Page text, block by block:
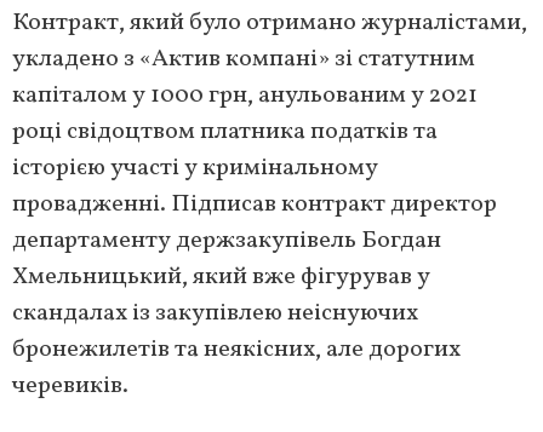
Контракт, який було отримано журналістами,
укладено з «Актив компані» зі статутним
капіталом у 1000 грн, анульованим у 2021
році свідоцтвом платника податків та
історією участі у кримінальному
провадженні. Підписав контракт директор
департаменту держзакупівель Богдан
Хмельницький, який вже фігурував у
скандалах із закупівлею неіснуючих
бронежилетів та неякісних, але дорогих
черевиків.